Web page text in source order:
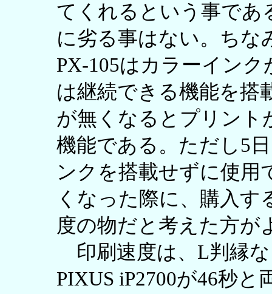
てくれるという事であ
に劣る事はない。ちな
PX-105はカラーイン
は継続できる機能を搭
が無くなるとプリント
機能である。ただし5
ンクを搭載せずに使用
くなった際に、購入
度の物だと考えた方が
印刷速度は、L判縁な
PIXUS iP2700が46秒